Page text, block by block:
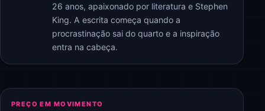
26 anos, apaixonado por literatura e Stephen
King. A escrita começa quando a
procrastinação sai do quarto e a inspiração
entra na cabeça.
PREÇO EM MOVIMENTO